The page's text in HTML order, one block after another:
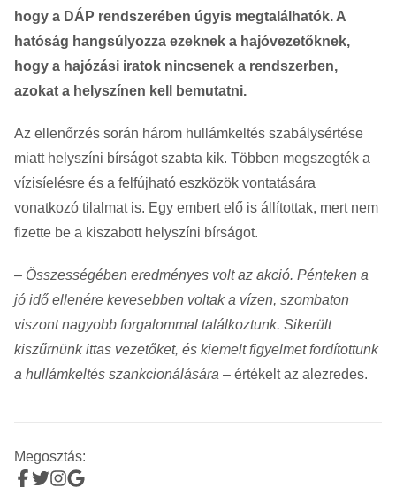
hogy a DÁP rendszerében úgyis megtalálhatók. A
hatóság hangsúlyozza ezeknek a hajóvezetőknek,
hogy a hajózási iratok nincsenek a rendszerben,
azokat a helyszínen kell bemutatni.
Az ellenőrzés során három hullámkeltés szabálysértése
miatt helyszíni bírságot szabta kik. Többen megszegték a
vízisíelésre és a felfújható eszközök vontatására
vonatkozó tilalmat is. Egy embert elő is állítottak, mert nem
fizette be a kiszabott helyszíni bírságot.
– Összességében eredményes volt az akció. Pénteken a
jó idő ellenére kevesebben voltak a vízen, szombaton
viszont nagyobb forgalommal találkoztunk. Sikerült
kiszűrnünk ittas vezetőket, és kiemelt figyelmet fordítottunk
a hullámkeltés szankcionálására – értékelt az alezredes.
Megosztás: